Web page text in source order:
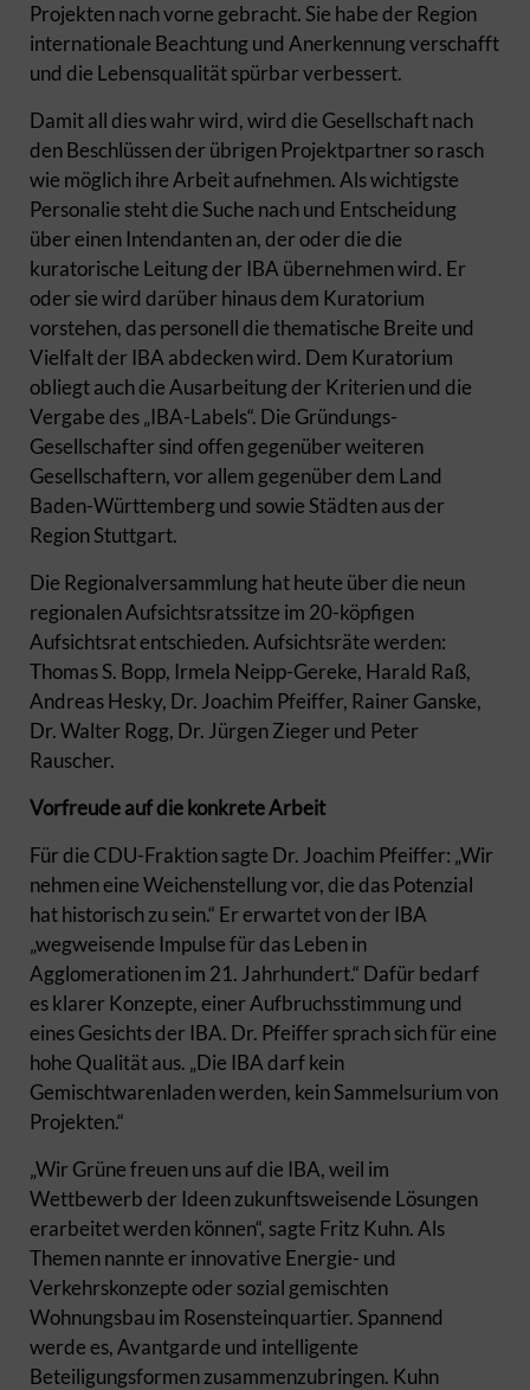
Projekten nach vorne gebracht. Sie habe der Region
internationale Beachtung und Anerkennung verschafft
und die Lebensqualität spürbar verbessert.
Damit all dies wahr wird, wird die Gesellschaft nach
den Beschlüssen der übrigen Projektpartner so rasch
wie möglich ihre Arbeit aufnehmen. Als wichtigste
Personalie steht die Suche nach und Entscheidung
über einen Intendanten an, der oder die die
kuratorische Leitung der IBA übernehmen wird. Er
oder sie wird darüber hinaus dem Kuratorium
vorstehen, das personell die thematische Breite und
Vielfalt der IBA abdecken wird. Dem Kuratorium
obliegt auch die Ausarbeitung der Kriterien und die
Vergabe des „IBA-Labels“. Die Gründungs-
Gesellschafter sind offen gegenüber weiteren
Gesellschaftern, vor allem gegenüber dem Land
Baden-Württemberg und sowie Städten aus der
Region Stuttgart.
Die Regionalversammlung hat heute über die neun
regionalen Aufsichtsratssitze im 20-köpfigen
Aufsichtsrat entschieden. Aufsichtsräte werden:
Thomas S. Bopp, Irmela Neipp-Gereke, Harald Raß,
Andreas Hesky, Dr. Joachim Pfeiffer, Rainer Ganske,
Dr. Walter Rogg, Dr. Jürgen Zieger und Peter
Rauscher.
Vorfreude auf die konkrete Arbeit
Für die CDU-Fraktion sagte Dr. Joachim Pfeiffer: „Wir
nehmen eine Weichenstellung vor, die das Potenzial
hat historisch zu sein.“ Er erwartet von der IBA
„wegweisende Impulse für das Leben in
Agglomerationen im 21. Jahrhundert.“ Dafür bedarf
es klarer Konzepte, einer Aufbruchsstimmung und
eines Gesichts der IBA. Dr. Pfeiffer sprach sich für eine
hohe Qualität aus. „Die IBA darf kein
Gemischtwarenladen werden, kein Sammelsurium von
Projekten.“
„Wir Grüne freuen uns auf die IBA, weil im
Wettbewerb der Ideen zukunftsweisende Lösungen
erarbeitet werden können“, sagte Fritz Kuhn. Als
Themen nannte er innovative Energie- und
Verkehrskonzepte oder sozial gemischten
Wohnungsbau im Rosensteinquartier. Spannend
werde es, Avantgarde und intelligente
Beteiligungsformen zusammenzubringen. Kuhn